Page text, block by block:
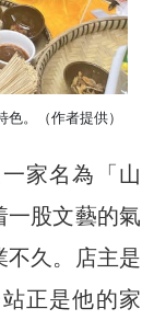
。（作者提供）
家名為「山
一股文藝的氣
不久。店主是
正是他的家